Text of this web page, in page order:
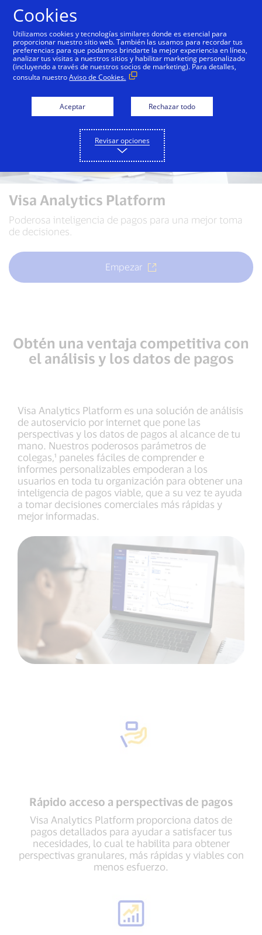
Visa Analytics Platform
Poderosa inteligencia de pagos para una mejor toma
de decisiones.
Empezar
Obtén una ventaja competitiva con
el análisis y los datos de pagos
Visa Analytics Platform es una solución de análisis
de autoservicio por internet que pone las
perspectivas y los datos de pagos al alcance de tu
mano. Nuestros poderosos parámetros de
colegas,¹ paneles fáciles de comprender e
informes personalizables empoderan a los
usuarios en toda tu organización para obtener una
inteligencia de pagos viable, que a su vez te ayuda
a tomar decisiones comerciales más rápidas y
mejor informadas.
Rápido acceso a perspectivas de pagos
Visa Analytics Platform proporciona datos de
pagos detallados para ayudar a satisfacer tus
necesidades, lo cual te habilita para obtener
perspectivas granulares, más rápidas y viables con
menos esfuerzo.
Cookies
Utilizamos cookies y tecnologías similares donde es esencial para
proporcionar nuestro sitio web. También las usamos para recordar tus
preferencias para que podamos brindarte la mejor experiencia en línea,
analizar tus visitas a nuestros sitios y habilitar marketing personalizado
(incluyendo a través de nuestros socios de marketing). Para detalles,
consulta nuestroAviso de Cookies.
Aceptar Rechazar todo
Revisar opciones